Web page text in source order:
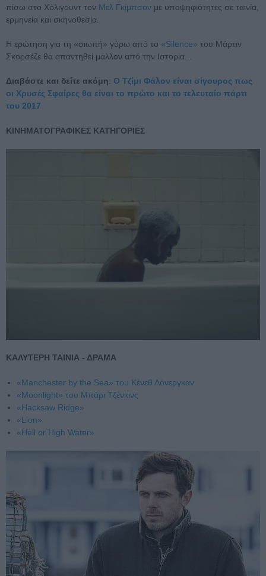
πίσω στο Χόλιγουντ τον Μελ Γκίμπσον με υποψηφιότητες σε ταινία,
ερμηνεία και σκηνοθεσία.
Η ερώτηση για τη «σιωπή» γύρω από το «Silence» του Μάρτιν
Σκορσέζε θα απαντηθεί μάλλον από την Ιστορία...
Διαβάστε και δείτε ακόμη: Ο Τζίμι Φάλον είναι σίγουρος πως
οι Χρυσές Σφαίρες θα είναι το πρώτο και το τελευταίο πάρτι
του 2017
KINHMATOΓΡΑΦΙΚΕΣ ΚΑΤΗΓΟΡΙΕΣ
ΚΑΛΥΤΕΡΗ ΤΑΙΝΙΑ - ΔΡΑΜΑ
«Manchester by the Sea» του Κένεθ Λόνεργκαν
«Moonlight» του Μπάρι Τζένκινς
«Hacksaw Ridge»
«Lion»
«Hell or High Water»